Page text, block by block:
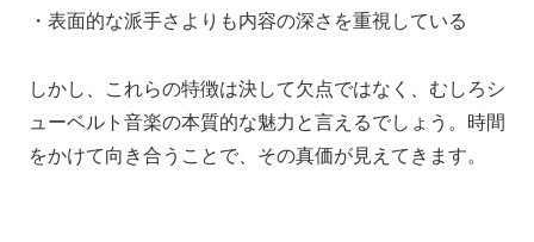
・表面的な派手さよりも内容の深さを重視している
しかし、これらの特徴は決して欠点ではなく、むしろシ
ューベルト音楽の本質的な魅力と言えるでしょう。時間
をかけて向き合うことで、その真価が見えてきます。